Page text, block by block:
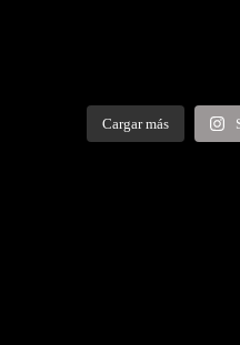
Cargar más